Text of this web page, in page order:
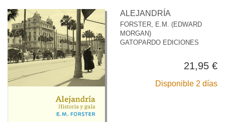
ALEJANDRÍA
FORSTER, E.M. (EDWARD
MORGAN)
GATOPARDO EDICIONES
21,95 €
Disponible 2 días